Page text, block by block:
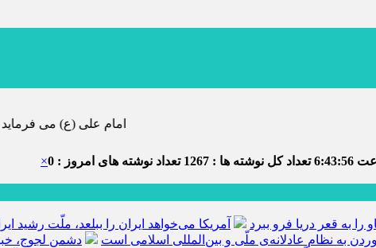
امام علی (ع) می فرماید : هر کس از خود بدگویی و انتقاد کند٬ خود را اصلاح
6:43:57تعداد کل نوشته ها : 1267 تعداد نوشته های امروز : 0 ×
به قعر دریا فرو ببرد آمریکا می‌خواهد ایران را ببلعد، ملّت رشید
به نظام عادلانه‌ی ملّی و بین‌المللی اسلامی است
دشمنِ لجوج،